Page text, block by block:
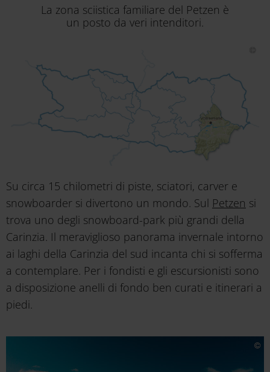
La zona sciistica familiare del Petzen è
un posto da veri intenditori.
Su circa 15 chilometri di piste, sciatori, carver e
snowboarder si divertono un mondo. Sul Petzen si
trova uno degli snowboard-park più grandi della
Carinzia. Il meraviglioso panorama invernale intorno
ai laghi della Carinzia del sud incanta chi si sofferma
a contemplare. Per i fondisti e gli escursionisti sono
a disposizione anelli di fondo ben curati e itinerari a
piedi.